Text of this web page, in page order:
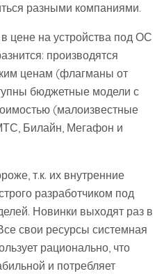
разными компаниями.
цене на устройства под ОС
производятся
ценам (флагманы от
бюджетные модели с
(малоизвестные
Билайн, Мегафон и
т.к. их внутренние
разработчиком под
Новинки выходят раз в
свои ресурсы системная
рационально, что
и потребляет